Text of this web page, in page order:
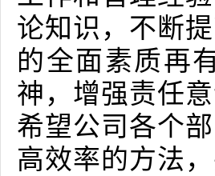
论知识，不断
的全面素质再
神，增强责任
希望公司各个
高效率的方法